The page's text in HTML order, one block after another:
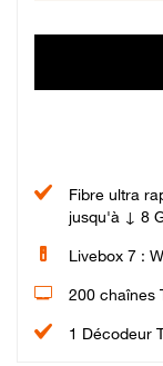
Fibre ultra
jusqu'à ↓ 8
Livebox 7 :
200 chaînes
1 Décodeur